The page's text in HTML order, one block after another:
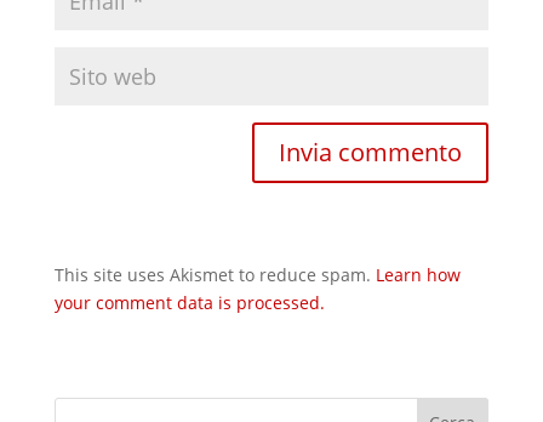
This site uses Akismet to reduce spam. Learn how
your comment data is processed.